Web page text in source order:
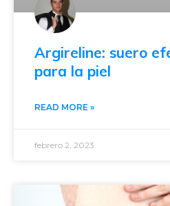
Argireline: suero
para la piel
READ MORE »
febrero 2, 2023